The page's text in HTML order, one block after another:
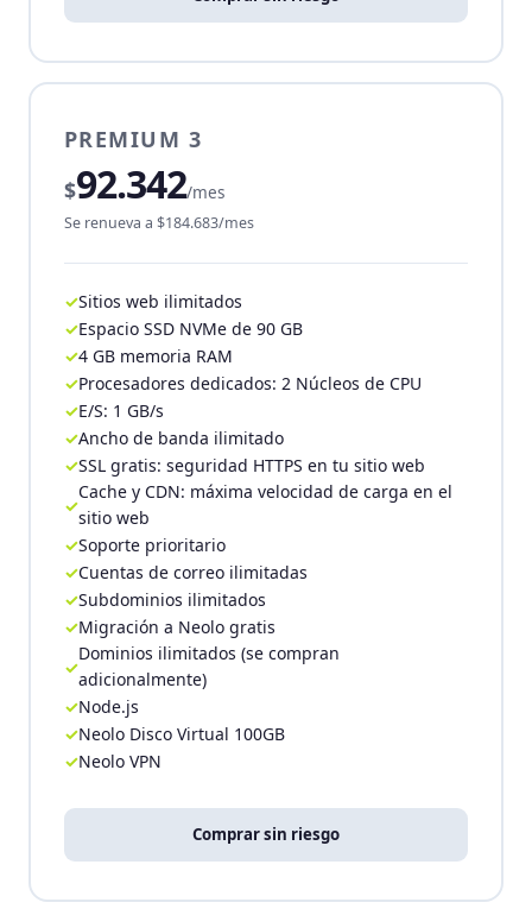
PREMIUM 3
$92.342/mes
Se renueva a $184.683/mes
Sitios web ilimitados
Espacio SSD NVMe de 90 GB
4 GB memoria RAM
Procesadores dedicados: 2 Núcleos de CPU
E/S: 1 GB/s
Ancho de banda ilimitado
SSL gratis: seguridad HTTPS en tu sitio web
Cache y CDN: máxima velocidad de carga en el
sitio web
Soporte prioritario
Cuentas de correo ilimitadas
Subdominios ilimitados
Migración a Neolo gratis
Dominios ilimitados (se compran
adicionalmente)
Node.js
Neolo Disco Virtual 100GB
Neolo VPN
Comprar sin riesgo